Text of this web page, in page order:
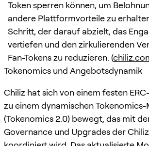
Token sperren können, um
andere Plattformvorteile zu
Schritt, der darauf abzielt, das
vertiefen und den zirkulierenden
Fan-Tokens zu reduzieren. (
Tokenomics und Angebotsdynamik
Chiliz hat sich von einem festen
zu einem dynamischen Tokenomics-
(Tokenomics 2.0) bewegt, das mit
Governance und Upgrades der